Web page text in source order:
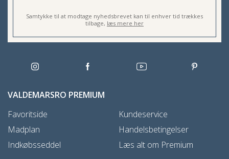
Samtykke til at modtage nyhedsbrevet kan til enhver tid trækkes
tilbage, læs mere her
VALDEMARSRO PREMIUM
Favoritside
Madplan
Indkøbsseddel
Kundeservice
Handelsbetingelser
Læs alt om Premium